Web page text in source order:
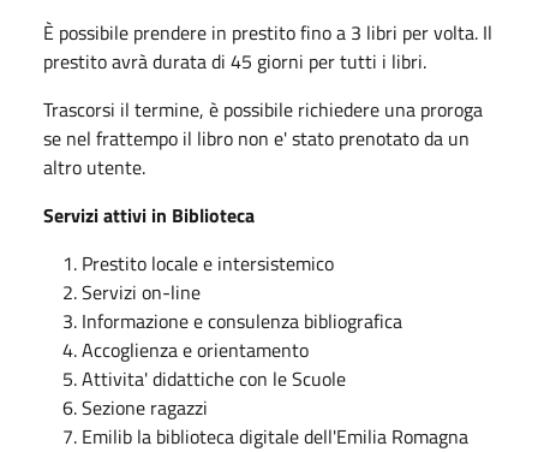
È possibile prendere in prestito fino a 3 libri per volta. Il
prestito avrà durata di 45 giorni per tutti i libri.
Trascorsi il termine, è possibile richiedere una proroga
se nel frattempo il libro non e' stato prenotato da un
altro utente.
Servizi attivi in Biblioteca
Prestito locale e intersistemico
Servizi on-line
Informazione e consulenza bibliografica
Accoglienza e orientamento
Attivita' didattiche con le Scuole
Sezione ragazzi
Emilib la biblioteca digitale dell'Emilia Romagna